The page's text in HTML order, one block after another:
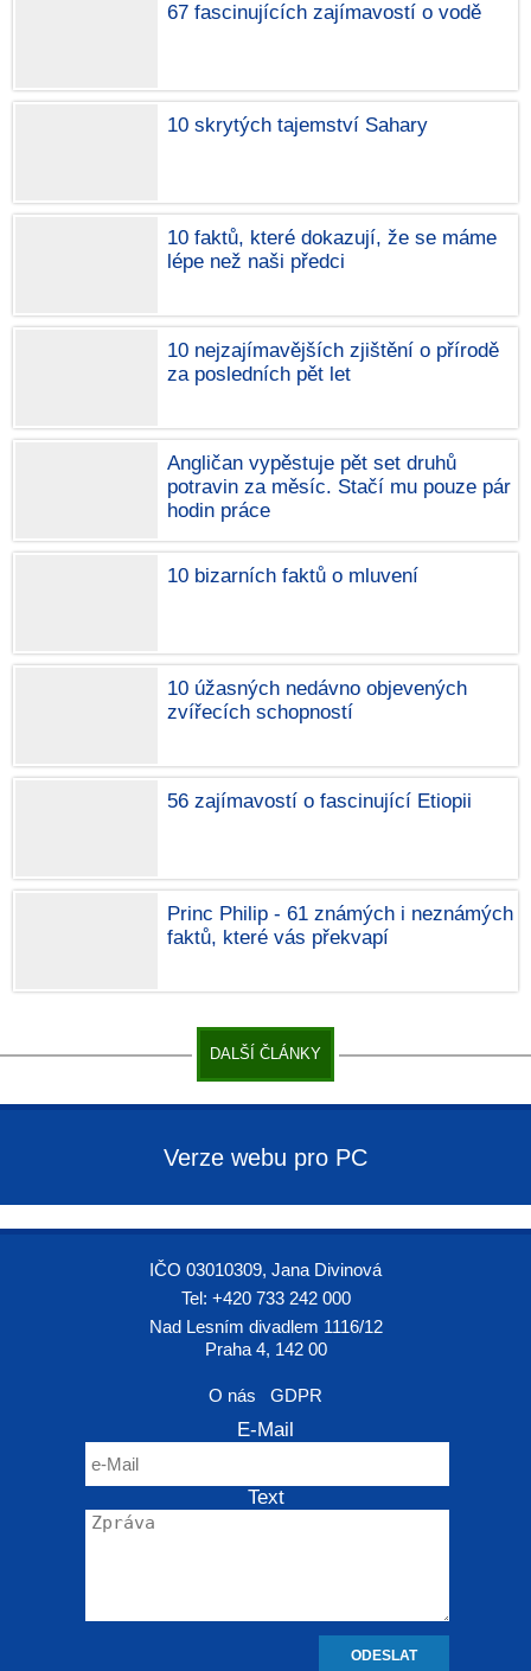
67 fascinujících zajímavostí o vodě
10 skrytých tajemství Sahary
10 faktů, které dokazují, že se máme
lépe než naši předci
10 nejzajímavějších zjištění o přírodě
za posledních pět let
Angličan vypěstuje pět set druhů
potravin za měsíc. Stačí mu pouze pár
hodin práce
10 bizarních faktů o mluvení
10 úžasných nedávno objevených
zvířecích schopností
56 zajímavostí o fascinující Etiopii
Princ Philip - 61 známých i neznámých
faktů, které vás překvapí
DALŠÍ ČLÁNKY
Verze webu pro PC
IČO 03010309, Jana Divinová
Tel: +420 733 242 000
Nad Lesním divadlem 1116/12
Praha 4, 142 00
O nás GDPR
E-Mail
Text
ODESLAT